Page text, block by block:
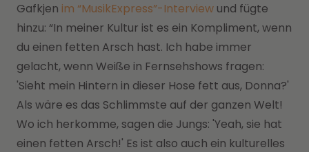
Gafkjen im “MusikExpress”-Interview und fügte
hinzu: “In meiner Kultur ist es ein Kompliment, wenn
du einen fetten Arsch hast. Ich habe immer
gelacht, wenn Weiße in Fernsehshows fragen:
'Sieht mein Hintern in dieser Hose fett aus, Donna?'
Als wäre es das Schlimmste auf der ganzen Welt!
Wo ich herkomme, sagen die Jungs: 'Yeah, sie hat
einen fetten Arsch!' Es ist also auch ein kulturelles